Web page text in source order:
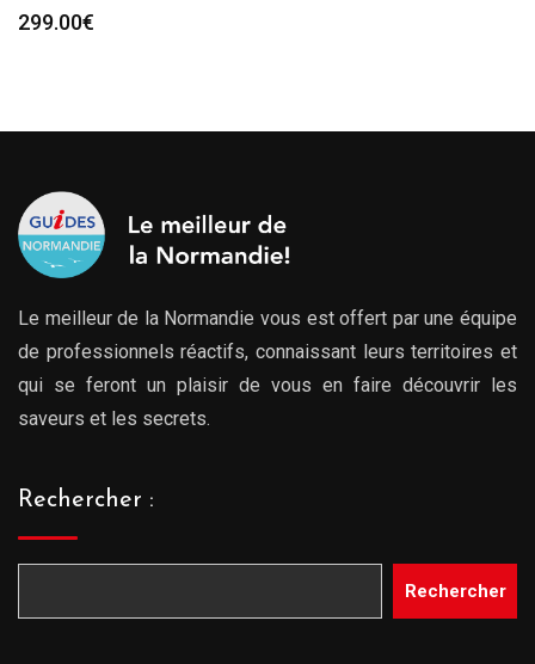
299.00€
Le meilleur de la Normandie vous est offert par une équipe
de professionnels réactifs, connaissant leurs territoires et
qui se feront un plaisir de vous en faire découvrir les
saveurs et les secrets.
Rechercher :
Rechercher